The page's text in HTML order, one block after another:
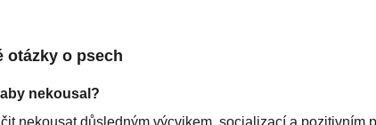
otázky o psech
nekousal?